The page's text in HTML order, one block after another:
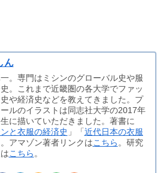
ん
。専門はミシンのグローバル史や服
。これまで近畿圏の各大学でファッ
や経済史などを教えてきました。プ
ルのイラストは同志社大学の2017年
に描いていただきました。著書に
ンと衣服の経済史 」「 近代日本の衣服
アマゾン著者リンクはこちら。研究
こちら。